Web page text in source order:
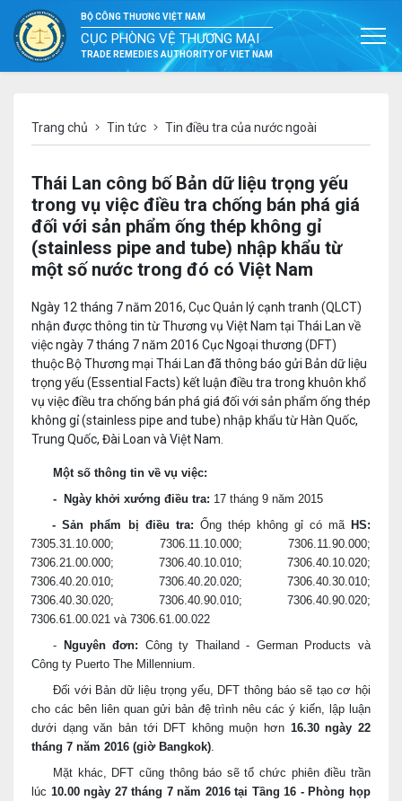
BỘ CÔNG THƯƠNG VIỆT NAM
CỤC PHÒNG VỆ THƯƠNG MẠI
TRADE REMEDIES AUTHORITY OF VIET NAM
Trang chủ Tin tức Tin điều tra của nước ngoài
Thái Lan công bố Bản dữ liệu trọng yếu
trong vụ việc điều tra chống bán phá giá
đối với sản phẩm ống thép không gỉ
(stainless pipe and tube) nhập khẩu từ
một số nước trong đó có Việt Nam
Ngày 12 tháng 7 năm 2016, Cục Quản lý cạnh tranh (QLCT)
nhận được thông tin từ Thương vụ Việt Nam tại Thái Lan về
việc ngày 7 tháng 7 năm 2016 Cục Ngoại thương (DFT)
thuộc Bộ Thương mại Thái Lan đã thông báo gửi Bản dữ liệu
trọng yếu (Essential Facts) kết luận điều tra trong khuôn khổ
vụ việc điều tra chống bán phá giá đối với sản phẩm ống thép
không gỉ (stainless pipe and tube) nhập khẩu từ Hàn Quốc,
Trung Quốc, Đài Loan và Việt Nam.
Một số thông tin về vụ việc:
-
Ngày khởi xướng điều tra: 17 tháng 9 năm 2015
- Sản phẩm bị điều tra: Ống thép không gỉ có mã HS:
7305.31.10.000; 7306.11.10.000; 7306.11.90.000;
7306.21.00.000; 7306.40.10.010; 7306.40.10.020;
7306.40.20.010; 7306.40.20.020; 7306.40.30.010;
7306.40.30.020; 7306.40.90.010; 7306.40.90.020;
7306.61.00.021 và 7306.61.00.022
- Nguyên đơn: Công ty Thailand - German Products và
Công ty Puerto The Millennium.
Đối với Bản dữ liệu trọng yếu, DFT thông báo sẽ tạo cơ hội
cho các bên liên quan gửi bản đệ trình nêu các ý kiến, lập luận
dưới dạng văn bản tới DFT không muộn hơn 16.30 ngày 22
tháng 7 năm 2016 (giờ Bangkok).
Mặt khác, DFT cũng thông báo sẽ tổ chức phiên điều trần
lúc 10.00 ngày 27 tháng 7 năm 2016 tại Tầng 16 - Phòng họp